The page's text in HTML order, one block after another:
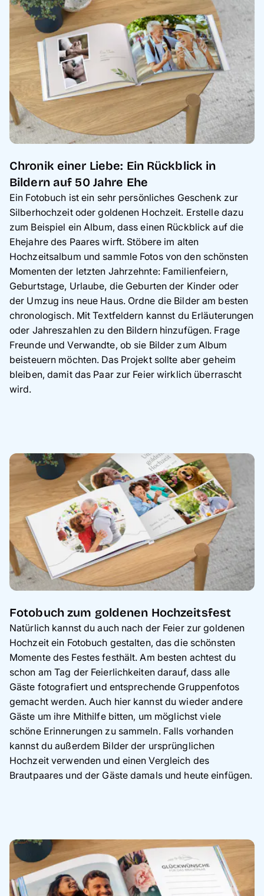
Chronik einer Liebe: Ein Rückblick in
Bildern auf 50 Jahre Ehe
Ein Fotobuch ist ein sehr persönliches Geschenk zur
Silberhochzeit oder goldenen Hochzeit. Erstelle dazu
zum Beispiel ein Album, dass einen Rückblick auf die
Ehejahre des Paares wirft. Stöbere im alten
Hochzeitsalbum und sammle Fotos von den schönsten
Momenten der letzten Jahrzehnte: Familienfeiern,
Geburtstage, Urlaube, die Geburten der Kinder oder
der Umzug ins neue Haus. Ordne die Bilder am besten
chronologisch. Mit Textfeldern kannst du Erläuterungen
oder Jahreszahlen zu den Bildern hinzufügen. Frage
Freunde und Verwandte, ob sie Bilder zum Album
beisteuern möchten. Das Projekt sollte aber geheim
bleiben, damit das Paar zur Feier wirklich überrascht
wird.
Fotobuch zum goldenen Hochzeitsfest
Natürlich kannst du auch nach der Feier zur goldenen
Hochzeit ein Fotobuch gestalten, das die schönsten
Momente des Festes festhält. Am besten achtest du
schon am Tag der Feierlichkeiten darauf, dass alle
Gäste fotografiert und entsprechende Gruppenfotos
gemacht werden. Auch hier kannst du wieder andere
Gäste um ihre Mithilfe bitten, um möglichst viele
schöne Erinnerungen zu sammeln. Falls vorhanden
kannst du außerdem Bilder der ursprünglichen
Hochzeit verwenden und einen Vergleich des
Brautpaares und der Gäste damals und heute einfügen.